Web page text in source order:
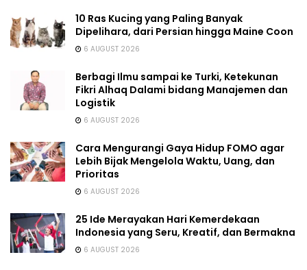
10 Ras Kucing yang Paling Banyak
Dipelihara, dari Persian hingga Maine Coon
6 AUGUST 2026
Berbagi Ilmu sampai ke Turki, Ketekunan
Fikri Alhaq Dalami bidang Manajemen dan
Logistik
6 AUGUST 2026
Cara Mengurangi Gaya Hidup FOMO agar
Lebih Bijak Mengelola Waktu, Uang, dan
Prioritas
6 AUGUST 2026
25 Ide Merayakan Hari Kemerdekaan
Indonesia yang Seru, Kreatif, dan Bermakna
6 AUGUST 2026